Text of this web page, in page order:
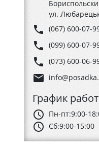
ул.
phone (067) 600-07-
phone (099) 600-07-
phone (073) 600-06-
email
График
schedule Пн-пт:9:00-
schedule Сб:9:00-15:00